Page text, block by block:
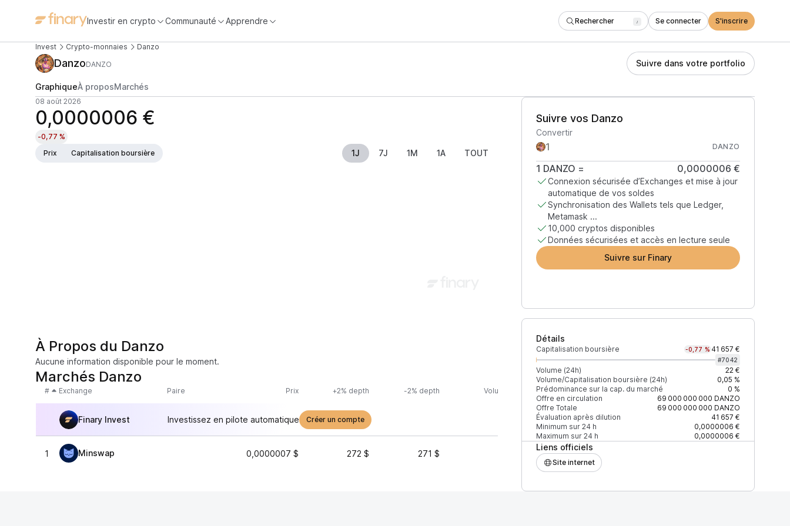
Investir en crypto Communauté Apprendre Rechercher / Se connecter S'inscrire
Invest Crypto-monnaies Danzo
DanzoDANZO Suivre dans votre portfolio
GraphiqueÀ proposMarchés
08 août 2026
0,0000006 €
-0,77 %
Prix
Capitalisation boursière 1J 7J 1M 1A TOUT
Suivre vos Danzo
Convertir
DANZO
1 DANZO = 0,0000006 €
Connexion sécurisée d’Exchanges et mise à jour
automatique de vos soldes
Synchronisation des Wallets tels que Ledger,
Metamask ...
10,000 cryptos disponibles
Données sécurisées et accès en lecture seule
Suivre sur Finary
Détails
Capitalisation boursière -0,77 % 41 657 €
#7042
Volume (24h)
22 €
Volume/Capitalisation boursière (24h)
0,05 %
Prédominance sur la cap. du marché
0 %
Offre en circulation
69 000 000 000 DANZO
Offre Totale
69 000 000 000 DANZO
Évaluation après dilution
41 657 €
Minimum sur 24 h
0,0000006 €
Maximum sur 24 h
0,0000006 €
Liens officiels
Site internet
À Propos du Danzo
Aucune information disponible pour le moment.
Marchés Danzo
# Exchange Paire Prix +2% depth -2% depth Volume (24h) % du volume Confiance Mis à jour
Finary Invest Investissez en pilote automatique Créer un compte
1 Minswap 0,0000007 $ 272 $ 271 $ 100 %